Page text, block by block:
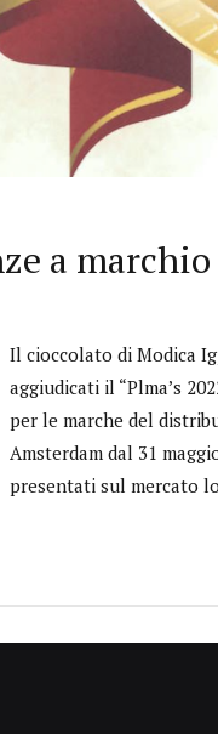
a
Il cioccolato di Modica
aggiudicati il “Plma’s
per le marche del
Amsterdam dal 31
presentati sul mercato